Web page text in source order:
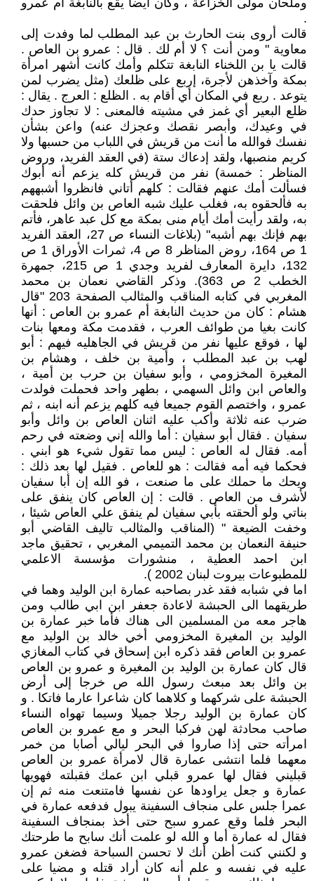
وملحان مولى الخزاعة ، وكان أيضا يقع بالنابغة أم عمرو
.
قالت أروى بنت الحارث بن عبد المطلب لما وفدت إلى
معاوية " ومن أنت ؟ لا أم لك . قال : عمرو بن العاص .
قالت يا بن اللخناء النابغة تتكلم وأمك كانت أشهر امرأة
بمكة وآخذهن لأجرة، إربع على ظلعك (مثل يضرب لمن
يتوعد . ربع في المكان أي أقام به . الظلع : العرج . يقال :
ظلع البعير أي غمز في مشيته فالمعنى : لا تجاوز حدك
في وعيدك، وأبصر نقصك وعجزك عنه) واعن بشأن
نفسك فوالله ما أنت من قريش في اللباب من حسبها ولا
كريم منصبها، ولقد إدعاك ستة (في العقد الفريد، وروض
المناظر : خمسة) نفر من قريش كله يزعم أنه أبوك
فسألت أمك عنهم فقالت : كلهم أتاني فانظروا أشبههم
به فألحقوه به، فغلب عليك شبه العاص بن وائل فلحقت
به، ولقد رأيت أمك أيام منى بمكة مع كل عبد عاهر، فأتم
بهم فإنك بهم أشبه" (بلاغات النساء ص 27، العقد الفريد
1 ص 164، روض المناظر 8 ص 4، ثمرات الأوراق 1 ص
132، دايرة المعارف لفريد وجدي 1 ص 215، جمهرة
الخطب 2 ص 363). وذكر القاضي نعمان بن محمد
المغربي في كتابه المناقب والمثالب الصفحة 203 "قال
هشام : كان من حديث النابغة أم عمرو بن العاص : أنها
كانت بغيا من طوائف العرب ، فقدمت مكة ومعها بنات
لها ، فوقع عليها نفر من قريش في الجاهليه فيهم : أبو
لهب بن عبد المطلب ، وأمية بن خلف ، وهشام بن
المغيرة المخزومي ، وأبو سفيان بن حرب بن أمية ،
والعاص ابن وائل السهمي ، بطهر واحد فحملت فولدت
عمرو ، واختصم القوم جميعا فيه كلهم يزعم أنه ابنه ، ثم
ضرب عنه ثلاثة وأكب عليه اثنان العاص بن وائل وأبو
سفيان . فقال أبو سفيان : أما والله إني وضعته في رحم
أمه. فقال له العاص : ليس مما تقول شيء هو ابني .
فحكما فيه أمه فقالت : هو للعاص . فقيل لها بعد ذلك :
ويحك ما حملك على ما صنعت ، فو الله إن أبا سفيان
لأشرف من العاص . قالت : إن العاص كان ينفق على
بناتي ولو ألحقته بأبي سفيان لم ينفق علي العاص شيئا ،
وخفت الضيعة " (المناقب والمثالب تاليف القاضي أبو
حنيفة النعمان بن محمد التميمي المغربي ، تحقيق ماجد
ابن احمد العطية ، منشورات مؤسسة الاعلمي
للمطبوعات بيروت لبنان 2002 ).
اما في شبابه فقد غدر بصاحبه عمارة ابن الوليد وهما في
طريقهما الى الحبشة لاعادة جعفر ابن ابي طالب ومن
هاجر معه من المسلمين الى هناك فأما خبر عمارة بن
الوليد بن المغيرة المخزومي أخي خالد بن الوليد مع
عمرو بن العاص فقد ذكره ابن إسحاق في كتاب المغازي
قال كان عمارة بن الوليد بن المغيرة و عمرو بن العاص
بن وائل بعد مبعث رسول الله ص خرجا إلى أرض
الحبشة على شركهما و كلاهما كان شاعرا عارما فاتكا . و
كان عمارة بن الوليد رجلا جميلا وسيما تهواه النساء
صاحب محادثة لهن فركبا البحر و مع عمرو بن العاص
امرأته حتى إذا صاروا في البحر ليالي أصابا من خمر
معهما فلما انتشى عمارة قال لامرأة عمرو بن العاص
قبليني فقال لها عمرو قبلي ابن عمك فقبلته فهويها
عمارة و جعل يراودها عن نفسها فامتنعت منه ثم إن
عمرا جلس على منجاف السفينة يبول فدفعه عمارة في
البحر فلما وقع عمرو سبح حتى أخذ بمنجاف السفينة
فقال له عمارة أما و الله لو علمت أنك سابح ما طرحتك
و لكنني كنت أظن أنك لا تحسن السباحة فضغن عمرو
عليه في نفسه و علم أنه كان أراد قتله و مضيا على